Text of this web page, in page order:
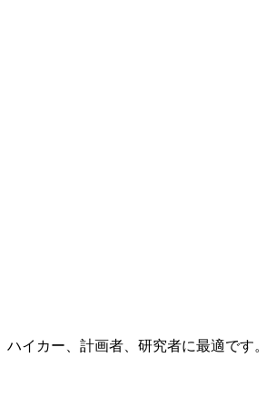
イカー、計画者、研究者に最適です。